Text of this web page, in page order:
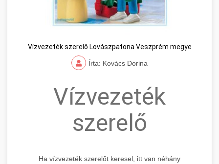
Vízvezeték szerelő Lovászpatona Veszprém megye
Írta: Kovács Dorina
Vízvezeték
szerelő
Ha vízvezeték szerelőt keresel, itt van néhány